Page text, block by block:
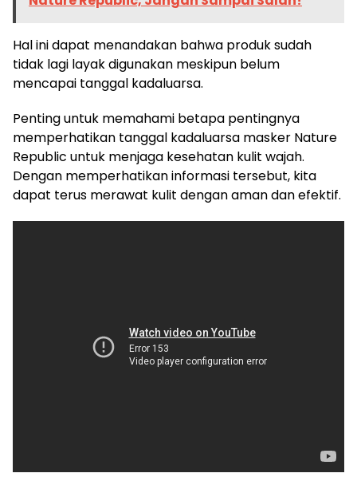
Hal ini dapat menandakan bahwa produk sudah
tidak lagi layak digunakan meskipun belum
mencapai tanggal kadaluarsa.
Penting untuk memahami betapa pentingnya
memperhatikan tanggal kadaluarsa masker Nature
Republic untuk menjaga kesehatan kulit wajah.
Dengan memperhatikan informasi tersebut, kita
dapat terus merawat kulit dengan aman dan efektif.